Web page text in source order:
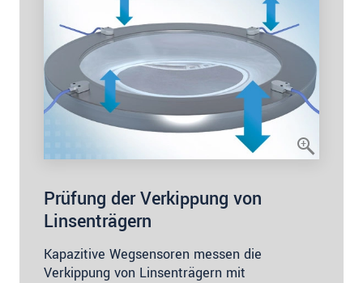
Prüfung der Verkippung von
Linsenträgern
Kapazitive Wegsensoren messen die
Verkippung von Linsenträgern mit